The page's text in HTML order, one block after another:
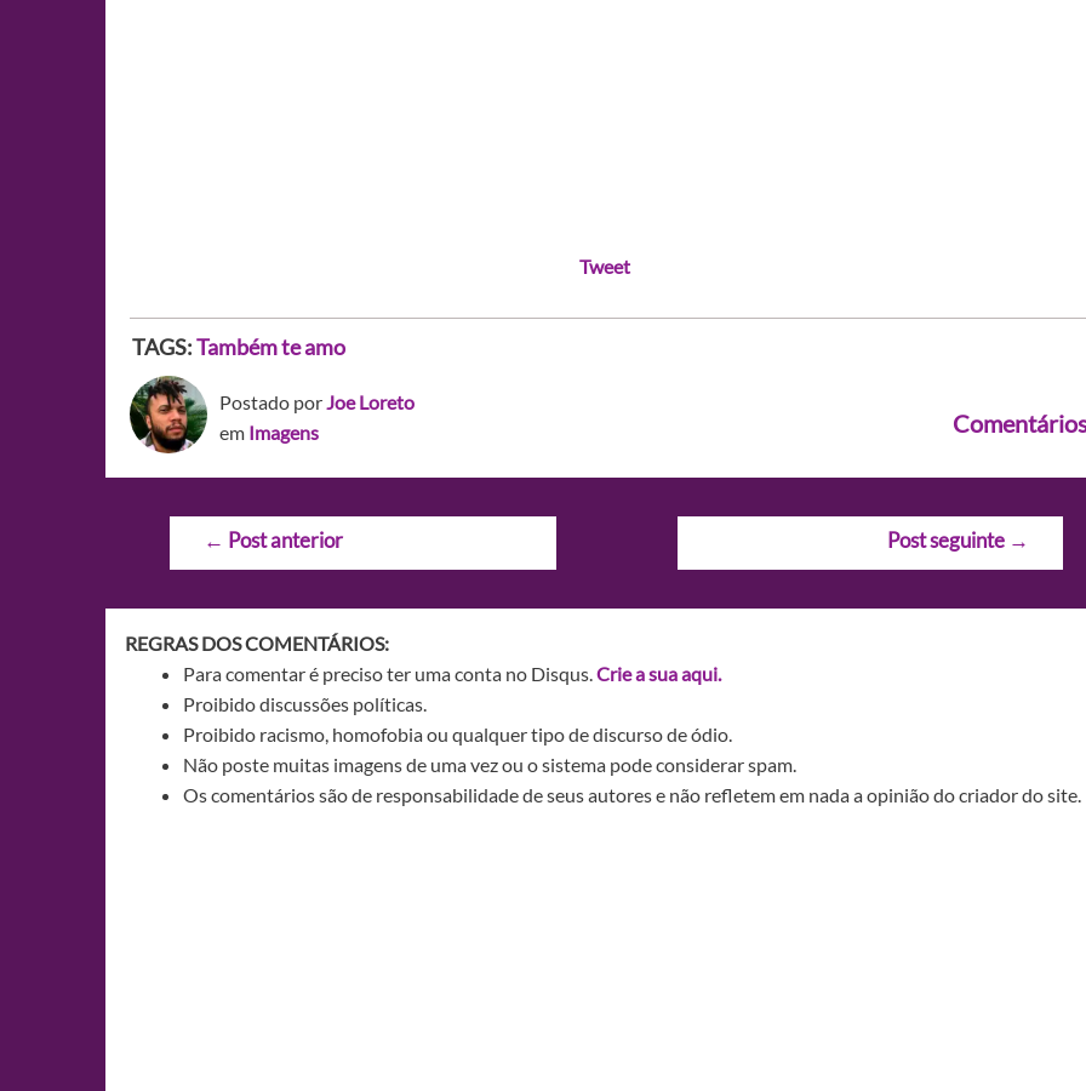
Tweet
TAGS:Também te amo
Postado porJoe Loreto
em Imagens
Navegação
← Post anterior Post seguinte →
REGRAS DOS COMENTÁRIOS:
Para comentar é preciso ter uma conta no Disqus.Crie a sua aqui.
Proibido discussões políticas.
Proibido racismo, homofobia ou qualquer tipo de discurso de ódio.
Não poste muitas imagens de uma vez ou o sistema pode considerar spam.
Os comentários são de responsabilidade de seus autores e não refletem em nada a opinião do criador do site.